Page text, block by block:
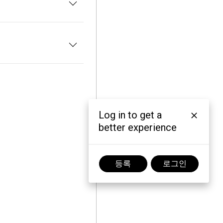
Log in to get a
better experience
등록 로그인